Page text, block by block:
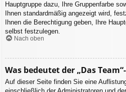
Hauptgruppe dazu, Ihre Gruppenfarbe
Ihnen standardmäßig angezeigt wird,
Ihnen die Berechtigung geben, Ihre
selbst festzulegen.
Nach oben
Was bedeutet der „Das
Auf dieser Seite finden Sie eine